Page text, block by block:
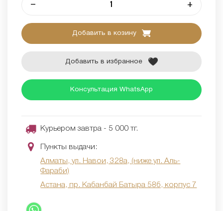
– +
Добавить в козину
Добавить в избранное
Консультация WhatsApp
Курьером завтра - 5 000 тг.
Пункты выдачи:
Алматы, ул. Навои, 328а, (ниже ул. Аль-
Фараби)
Астана, пр. Кабанбай Батыра 58б, корпус 7